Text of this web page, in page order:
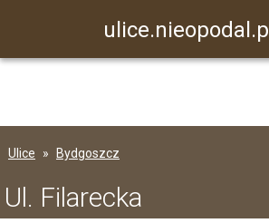
ulice.nieopodal.pl
Ulice Bydgoszcz
Ul. Filarecka